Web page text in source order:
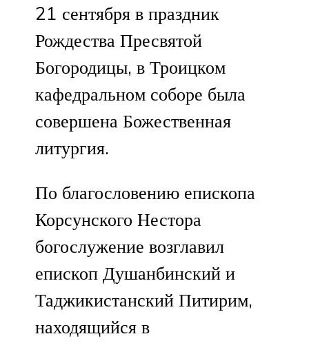
21 сентября в праздник
Рождества Пресвятой
Богородицы, в Троицком
кафедральном соборе была
совершена Божественная
литургия.
По благословению епископа
Корсунского Нестора
богослужение возглавил
епископ Душанбинский и
Таджикистанский Питирим,
находящийся в